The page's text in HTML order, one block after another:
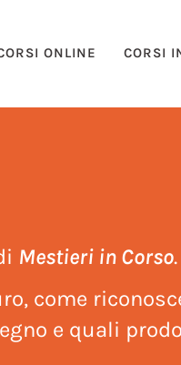
ONLINE CORSI
Mestieri in Corso.
come
e quali